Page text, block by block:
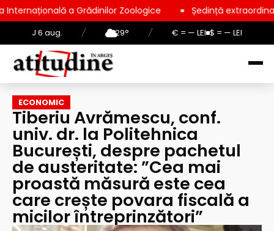
J 6 aug. / 29° / € = — LEI $ = — LEI
Zoologice Ședință extraordinară la Consiliul
ECONOMIC
Tiberiu Avrămescu, conf.
univ. dr. la Politehnica
București, despre pachetul
de austeritate: ”Cea mai
proastă măsură este cea
care crește povara fiscală a
micilor întreprinzători”